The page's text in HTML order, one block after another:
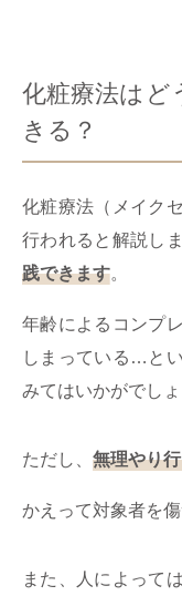
化粧療法はど
きる？
化粧療法（メイク
行われると解説し
践できます。
年齢によるコンプ
しまっている…と
みてはいかがでしょ
ただし、 無理やり
かえって対象者を
また、人によって